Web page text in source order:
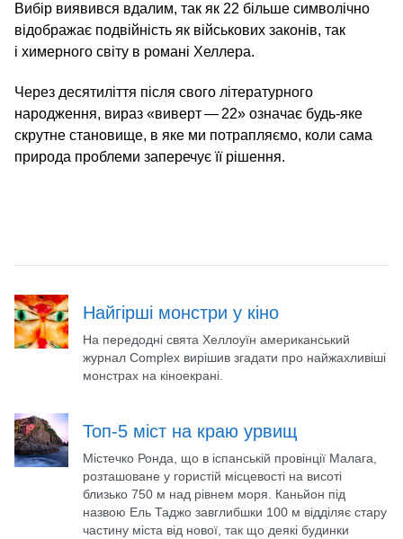
Вибір виявився вдалим, так як 22 більше символічно
відображає подвійність як військових законів, так
і химерного світу в романі Хеллера.
Через десятиліття після свого літературного
народження, вираз «виверт — 22» означає будь-яке
скрутне становище, в яке ми потрапляємо, коли сама
природа проблеми заперечує її рішення.
Найгірші монстри у кіно
На передодні свята Хеллоуїн американський
журнал Complex вирішив згадати про найжахливіші
монстрах на кіноекрані.
Топ-5 міст на краю урвищ
Містечко Ронда, що в іспанській провінції Малага,
розташоване у гористій місцевості на висоті
близько 750 м над рівнем моря. Каньйон під
назвою Ель Таджо завглибшки 100 м відділяє стару
частину міста від нової, так що деякі будинки